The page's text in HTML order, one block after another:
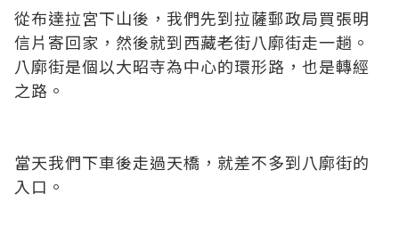
從布達拉宮下山後，我們先到拉薩郵政局買張明
信片寄回家，然後就到西藏老街八廓街走一趟。
八廓街是個以大昭寺為中心的環形路，也是轉經
之路。
當天我們下車後走過天橋，就差不多到八廓街的
入口。